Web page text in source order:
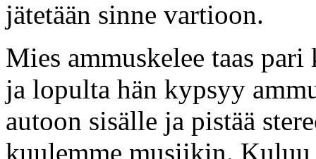
jätetään sinne vartioon.
Mies ammuskelee taas
ja lopulta hän kypsyy
autoon sisälle ja pistää
kuulemme musiikin.